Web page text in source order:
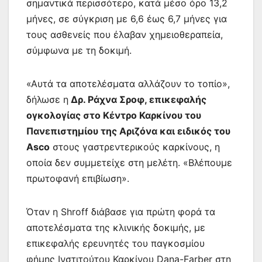
σημαντικά περισσότερο, κατά μέσο όρο 13,2
μήνες, σε σύγκριση με 6,6 έως 6,7 μήνες για
τους ασθενείς που έλαβαν χημειοθεραπεία,
σύμφωνα με τη δοκιμή.
«Αυτά τα αποτελέσματα αλλάζουν το τοπίο»,
δήλωσε η Δρ. Ράχνα Σροφ, επικεφαλής
ογκολογίας στο Κέντρο Καρκίνου του
Πανεπιστημίου της Αριζόνα και ειδικός του
Asco στους γαστρεντερικούς καρκίνους, η
οποία δεν συμμετείχε στη μελέτη. «Βλέπουμε
πρωτοφανή επιβίωση».
Όταν η Shroff διάβασε για πρώτη φορά τα
αποτελέσματα της κλινικής δοκιμής, με
επικεφαλής ερευνητές του παγκοσμίου
φήμης Ινστιτούτου Καρκίνου Dana-Farber στη